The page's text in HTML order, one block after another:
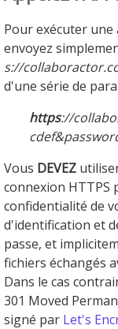
Pour exécuter
envoyez
s://
d'une série de
https://
Vous DEVEZ
connexion HTTPS
confidentialité de
d'identification et
passe, et
fichiers échangés
Dans le cas
301 Moved
signé par Let's